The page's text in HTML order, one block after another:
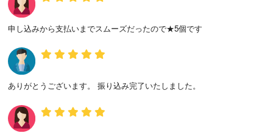
申し込みから支払いまでスムーズだったので★5個です
ありがとうございます。 振り込み完了いたしました。